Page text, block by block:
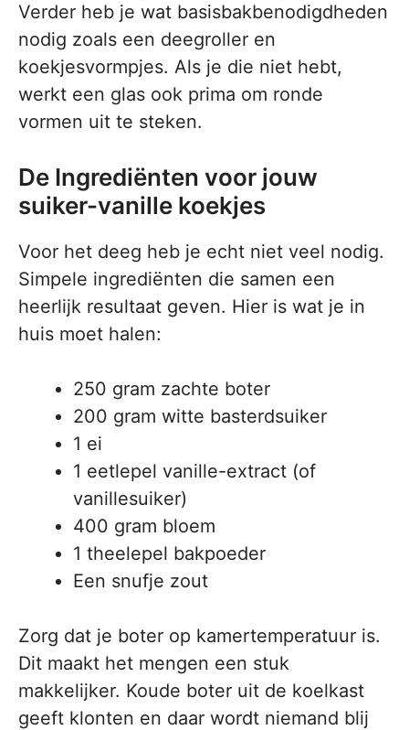
Verder heb je wat basisbakbenodigdheden
nodig zoals een deegroller en
koekjesvormpjes. Als je die niet hebt,
werkt een glas ook prima om ronde
vormen uit te steken.
De Ingrediënten voor jouw
suiker-vanille koekjes
Voor het deeg heb je echt niet veel nodig.
Simpele ingrediënten die samen een
heerlijk resultaat geven. Hier is wat je in
huis moet halen:
250 gram zachte boter
200 gram witte basterdsuiker
1 ei
1 eetlepel vanille-extract (of
vanillesuiker)
400 gram bloem
1 theelepel bakpoeder
Een snufje zout
Zorg dat je boter op kamertemperatuur is.
Dit maakt het mengen een stuk
makkelijker. Koude boter uit de koelkast
geeft klonten en daar wordt niemand blij